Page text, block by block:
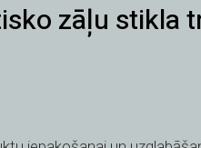
zāļu stikla